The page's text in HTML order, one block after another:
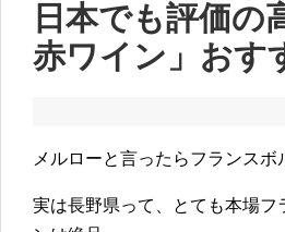
日本でも評価の
赤ワイン」おす
メルローと言ったらフランス
実は長野県って、とても本場